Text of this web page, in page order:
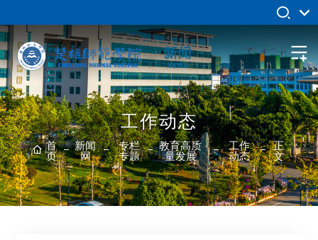
工作动态
首
页
新闻
网
专栏
专题
教育高质
量发展
工作
动态
正
文